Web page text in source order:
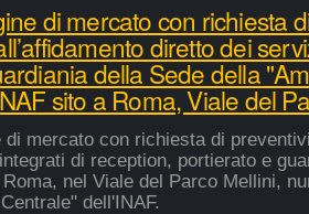
di mercato con richiesta
diretto dei
della Sede della
sito a Roma, Viale del
mercato con richiesta di
di reception, portierato e
nel Viale del Parco Mellini,
dell'INAF.